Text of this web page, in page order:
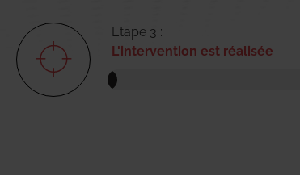
Etape 3 :
L'intervention est réalisée